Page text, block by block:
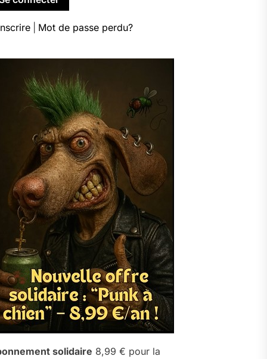
Mot de passe perdu?
solidaire 8,99 € pour la